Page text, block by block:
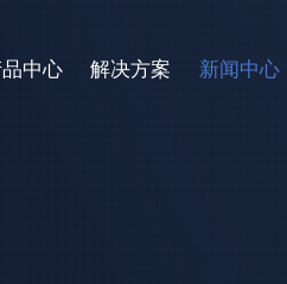
中心 解决方案 新闻中心